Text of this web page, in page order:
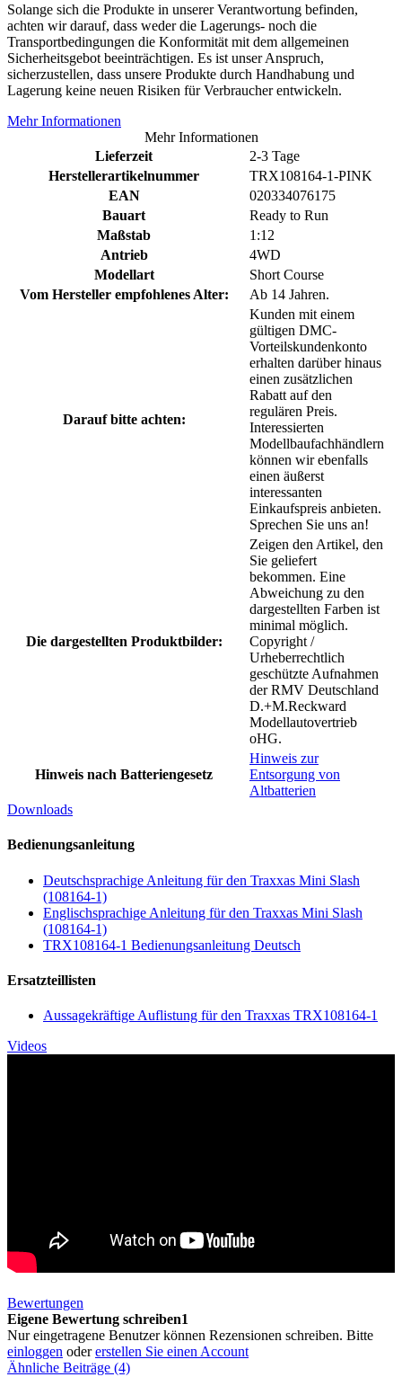
Solange sich die Produkte in unserer Verantwortung befinden,
achten wir darauf, dass weder die Lagerungs- noch die
Transportbedingungen die Konformität mit dem allgemeinen
Sicherheitsgebot beeinträchtigen. Es ist unser Anspruch,
sicherzustellen, dass unsere Produkte durch Handhabung und
Lagerung keine neuen Risiken für Verbraucher entwickeln.
Mehr Informationen
Mehr Informationen
Lieferzeit
2-3 Tage
Herstellerartikelnummer
TRX108164-1-PINK
EAN
020334076175
Bauart
Ready to Run
Maßstab
1:12
Antrieb
4WD
Modellart
Short Course
Vom Hersteller empfohlenes Alter:
Ab 14 Jahren.
Darauf bitte achten:
Kunden mit einem
gültigen DMC-
Vorteilskundenkonto
erhalten darüber hinaus
einen zusätzlichen
Rabatt auf den
regulären Preis.
Interessierten
Modellbaufachhändlern
können wir ebenfalls
einen äußerst
interessanten
Einkaufspreis anbieten.
Sprechen Sie uns an!
Die dargestellten Produktbilder:
Zeigen den Artikel, den
Sie geliefert
bekommen. Eine
Abweichung zu den
dargestellten Farben ist
minimal möglich.
Copyright /
Urheberrechtlich
geschützte Aufnahmen
der RMV Deutschland
D.+M.Reckward
Modellautovertrieb
oHG.
Hinweis nach Batteriengesetz
Hinweis zur
Entsorgung von
Altbatterien
Downloads
Bedienungsanleitung
Deutschsprachige Anleitung für den Traxxas Mini Slash
(108164-1)
Englischsprachige Anleitung für den Traxxas Mini Slash
(108164-1)
TRX108164-1 Bedienungsanleitung Deutsch
Ersatzteillisten
Aussagekräftige Auflistung für den Traxxas TRX108164-1
Videos
Bewertungen
Eigene Bewertung schreiben1
Nur eingetragene Benutzer können Rezensionen schreiben. Bitte
einloggen odererstellen Sie einen Account
Ähnliche Beiträge (4)